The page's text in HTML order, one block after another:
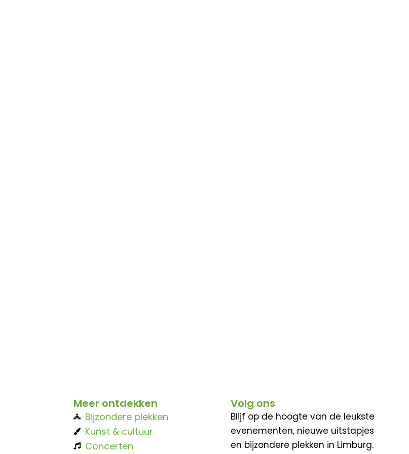
Meer ontdekken
Bijzondere plekken
Kunst & cultuur
Concerten
Volg ons
Blijf op de hoogte van de leukste
evenementen, nieuwe uitstapjes
en bijzondere plekken in Limburg.